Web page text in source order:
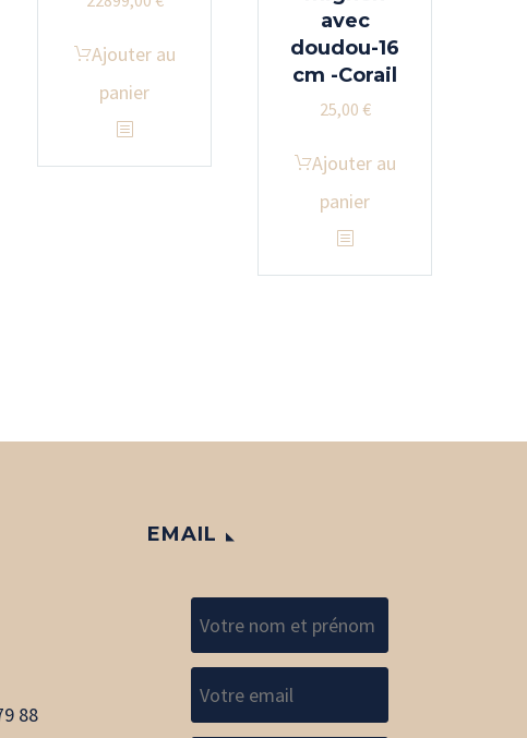
Ajouter au
panier
avec
doudou-16
cm -Corail
25,00 €
Ajouter au
panier
88
EMAIL